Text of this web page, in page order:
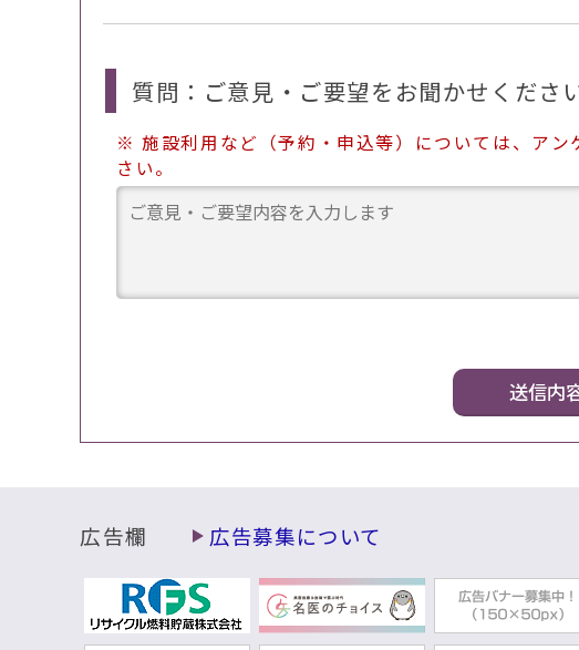
質問：ご意見・ご要望をお聞かせください
※ 施設利用など（予約・申込等）については、ア
さい。
広告欄 広告募集について